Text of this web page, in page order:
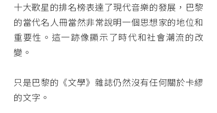
十大歌星的排名榜表達了現代音樂的發展，巴黎
的當代名人冊當然非常說明一個思想家的地位和
重要性。這一跡像顯示了時代和社會潮流的改
變。
只是巴黎的《文學》雜誌仍然沒有任何關於卡繆
的文字。